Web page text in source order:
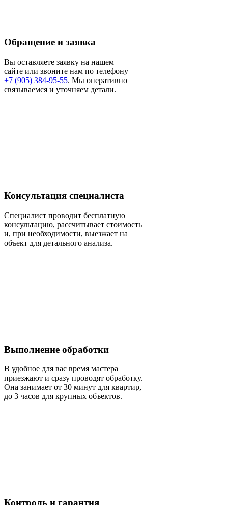
Обращение и заявка
Вы оставляете заявку на нашем
сайте или звоните нам по телефону
+7 (905) 384-95-55. Мы оперативно
связываемся и уточняем детали.
Консультация специалиста
Специалист проводит бесплатную
консультацию, рассчитывает стоимость
и, при необходимости, выезжает на
объект для детального анализа.
Выполнение обработки
В удобное для вас время мастера
приезжают и сразу проводят обработку.
Она занимает от 30 минут для квартир,
до 3 часов для крупных объектов.
Контроль и гарантия